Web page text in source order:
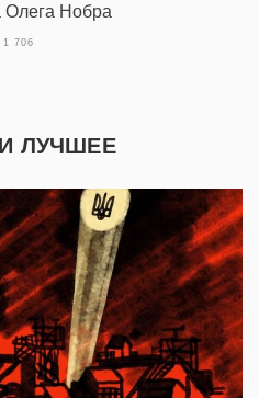
Олега Нобра
1 706
ЛУЧШЕЕ